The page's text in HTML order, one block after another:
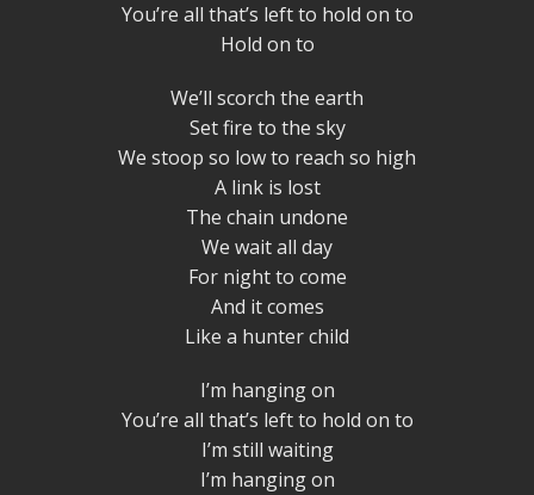
You’re all that’s left to hold on to
Hold on to
We’ll scorch the earth
Set fire to the sky
We stoop so low to reach so high
A link is lost
The chain undone
We wait all day
For night to come
And it comes
Like a hunter child
I’m hanging on
You’re all that’s left to hold on to
I’m still waiting
I’m hanging on